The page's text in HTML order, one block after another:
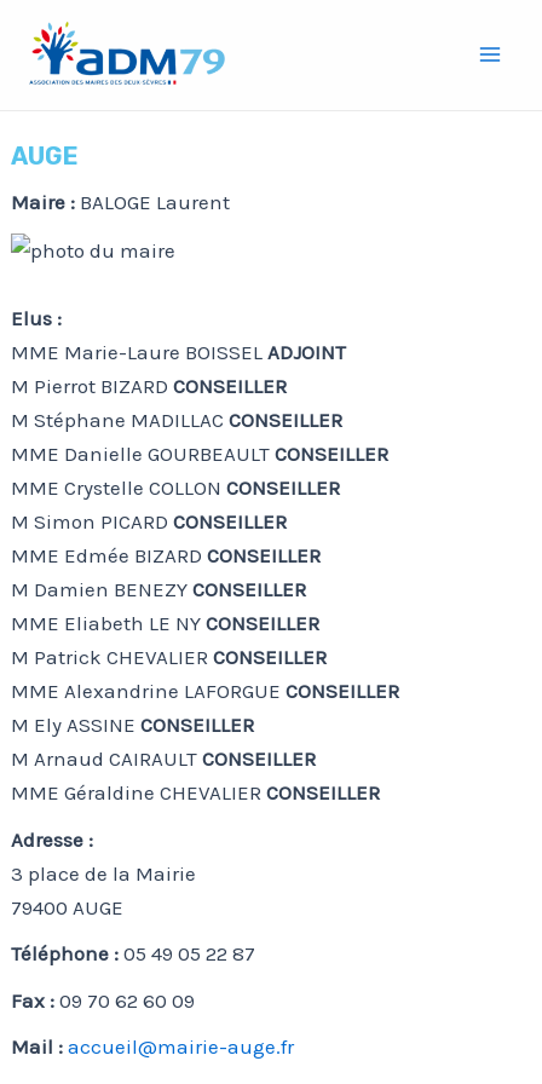
contenu
AUGE
Maire : BALOGE Laurent
Elus :
MME Marie-Laure BOISSELADJOINT
M Pierrot BIZARDCONSEILLER
M Stéphane MADILLACCONSEILLER
MME Danielle GOURBEAULTCONSEILLER
MME Crystelle COLLONCONSEILLER
M Simon PICARDCONSEILLER
MME Edmée BIZARDCONSEILLER
M Damien BENEZYCONSEILLER
MME Eliabeth LE NYCONSEILLER
M Patrick CHEVALIERCONSEILLER
MME Alexandrine LAFORGUECONSEILLER
M Ely ASSINECONSEILLER
M Arnaud CAIRAULTCONSEILLER
MME Géraldine CHEVALIERCONSEILLER
Adresse :
3 place de la Mairie
79400 AUGE
Téléphone :05 49 05 22 87
Fax :09 70 62 60 09
Mail :accueil@mairie-auge.fr